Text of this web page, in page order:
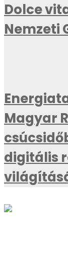
Dolce
Nemzeti
Magyar
digitális